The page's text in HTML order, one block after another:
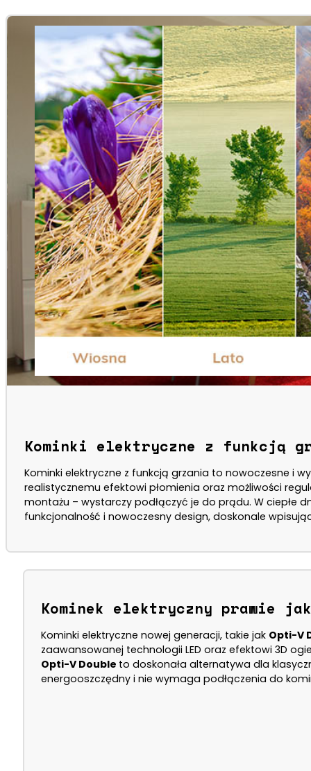
Kominki elektryczne z funkcją
Kominki elektryczne z funkcją grzania to nowoczesne i
realistycznemu efektowi płomienia oraz możliwości
montażu – wystarczy podłączyć je do prądu. W ciepłe
funkcjonalność i nowoczesny design, doskonale
Kominek elektryczny prawie
Kominki elektryczne nowej generacji, takie jak Opti-V
zaawansowanej technologii LED oraz efektowi 3D
Opti-V Double to doskonała alternatywa dla
energooszczędny i nie wymaga podłączenia do